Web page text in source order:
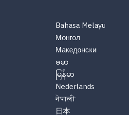
Bahasa Melayu
Монгол
Македонски
ဗမာ
မြန်မာ
Nederlands
नेपाली
日本